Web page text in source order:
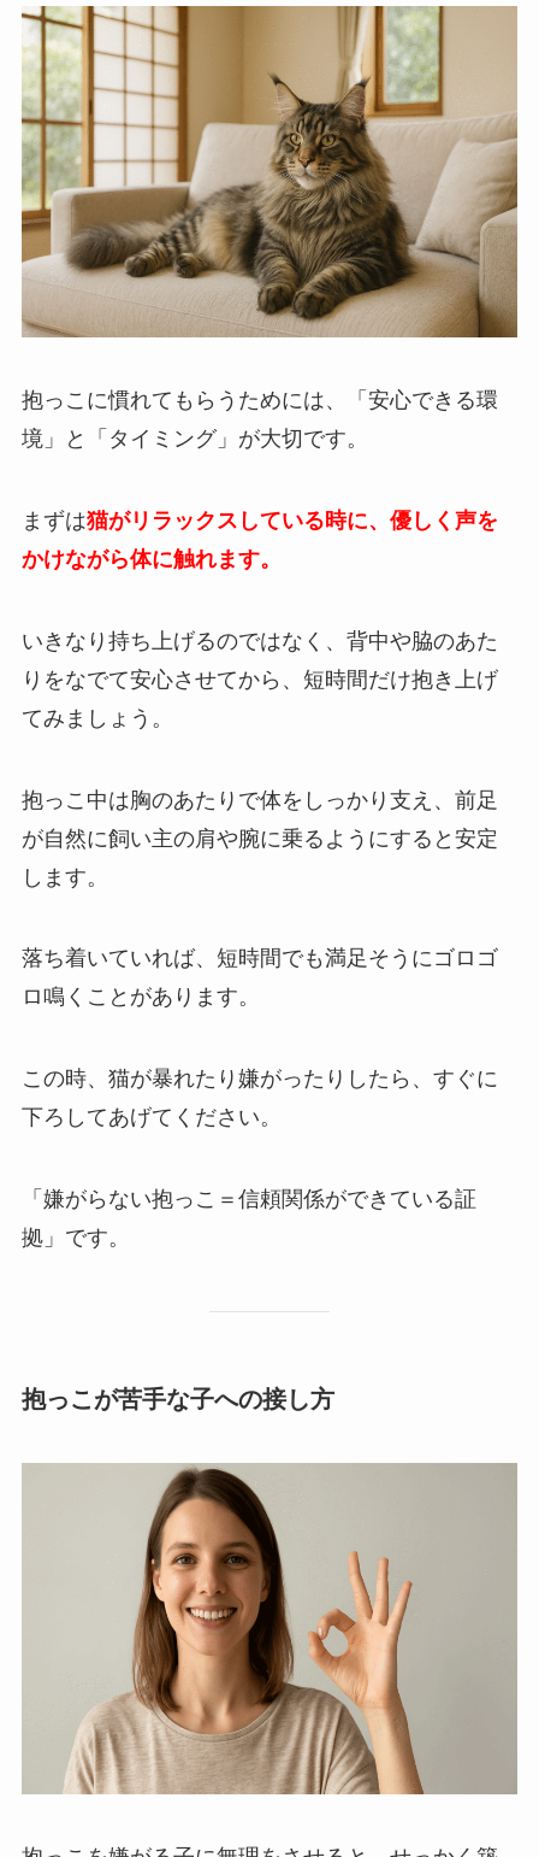
抱っこに慣れてもらうためには、「安心できる環
境」と「タイミング」が大切です。
まずは猫がリラックスしている時に、優しく声を
かけながら体に触れます。
いきなり持ち上げるのではなく、背中や脇のあた
りをなでて安心させてから、短時間だけ抱き上げ
てみましょう。
抱っこ中は胸のあたりで体をしっかり支え、前足
が自然に飼い主の肩や腕に乗るようにすると安定
します。
落ち着いていれば、短時間でも満足そうにゴロゴ
ロ鳴くことがあります。
この時、猫が暴れたり嫌がったりしたら、すぐに
下ろしてあげてください。
「嫌がらない抱っこ＝信頼関係ができている証
拠」です。
抱っこが苦手な子への接し方